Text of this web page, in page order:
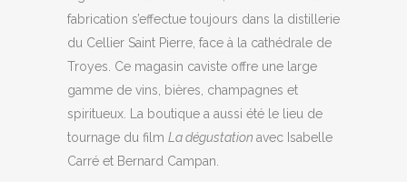
fabrication s’effectue toujours dans la distillerie
du Cellier Saint Pierre, face à la cathédrale de
Troyes. Ce magasin caviste offre une large
gamme de vins, bières, champagnes et
spiritueux. La boutique a aussi été le lieu de
tournage du film La dégustation avec Isabelle
Carré et Bernard Campan.